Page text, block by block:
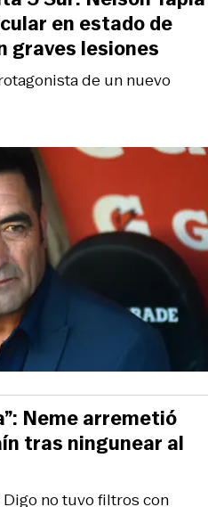
de un nuevo
en estado de
graves lesiones
no tuvo filtros con
Neme arremetió
tras ningunear al